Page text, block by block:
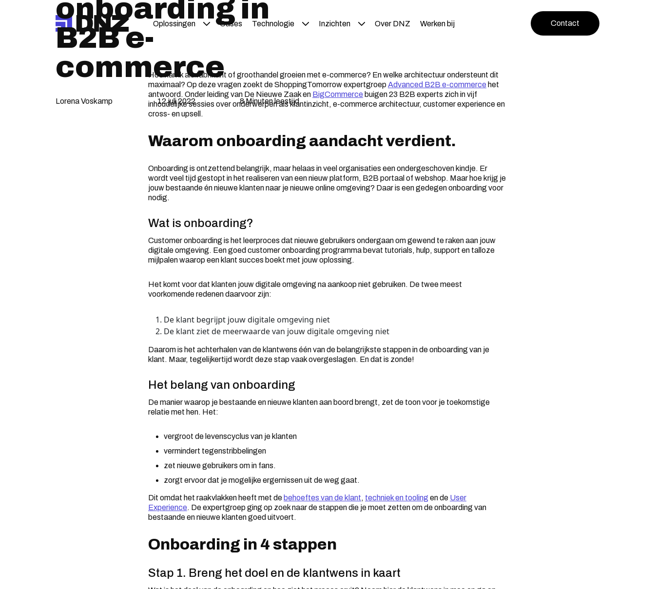
Oplossingen Cases Technologie Inzichten Over DNZ Werken bij Contact
onboarding in
B2B e-
commerce
Lorena Voskamp 12 juli 2022 8 Minuten leestijd
Hoe kan ik als fabrikant of groothandel groeien met e-commerce? En welke architectuur ondersteunt dit
maximaal? Op deze vragen zoekt de ShoppingTomorrow expertgroepAdvanced B2B e-commerce het
antwoord. Onder leiding van De Nieuwe Zaak en BigCommerce buigen 23 B2B experts zich in vijf
inhoudelijke sessies over onderwerpen als klantinzicht, e-commerce architectuur, customer experience en
cross- en upsell.
Waarom onboarding aandacht verdient.
Onboarding is ontzettend belangrijk, maar helaas in veel organisaties een ondergeschoven kindje. Er
wordt veel tijd gestopt in het realiseren van een nieuw platform, B2B portaal of webshop. Maar hoe krijg je
jouw bestaande én nieuwe klanten naar je nieuwe online omgeving? Daar is een gedegen onboarding voor
nodig.
Wat is onboarding?
Customer onboarding is het leerproces dat nieuwe gebruikers ondergaan om gewend te raken aan jouw
digitale omgeving. Een goed customer onboarding programma bevat tutorials, hulp, support en talloze
mijlpalen waarop een klant succes boekt met jouw oplossing.
Het komt voor dat klanten jouw digitale omgeving na aankoop niet gebruiken. De twee meest
voorkomende redenen daarvoor zijn:
De klant begrijpt jouw digitale omgeving niet
De klant ziet de meerwaarde van jouw digitale omgeving niet
Daarom is het achterhalen van de klantwens één van de belangrijkste stappen in de onboarding van je
klant. Maar, tegelijkertijd wordt deze stap vaak overgeslagen. En dat is zonde!
Het belang van onboarding
De manier waarop je bestaande en nieuwe klanten aan boord brengt, zet de toon voor je toekomstige
relatie met hen. Het:
vergroot de levenscyclus van je klanten
vermindert tegenstribbelingen
zet nieuwe gebruikers om in fans.
zorgt ervoor dat je mogelijke ergernissen uit de weg gaat.
Dit omdat het raakvlakken heeft met de behoeftes van de klant, techniek en tooling en de User
Experience. De expertgroep ging op zoek naar de stappen die je moet zetten om de onboarding van
bestaande en nieuwe klanten goed uitvoert.
Onboarding in 4 stappen
Stap 1. Breng het doel en de klantwens in kaart